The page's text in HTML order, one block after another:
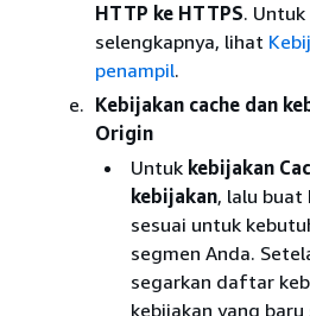
HTTP ke HTTPS.
selengkapnya, lihat
penampil.
Kebijakan cache dan
Origin
Untuk kebijakan
kebijakan, lalu buat
sesuai untuk
segmen Anda.
segarkan daftar
kebijakan yang